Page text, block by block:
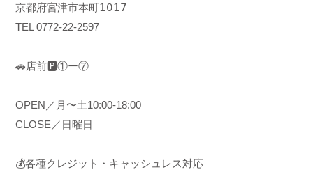
京都府宮津市本町𝟣𝟢𝟣𝟩
TEL 0772-22-2597
🚗店前🅿️①ー⑦
OPEN／月〜土10:00-18:00
CLOSE／日曜日
💰各種クレジット・キャッシュレス対応